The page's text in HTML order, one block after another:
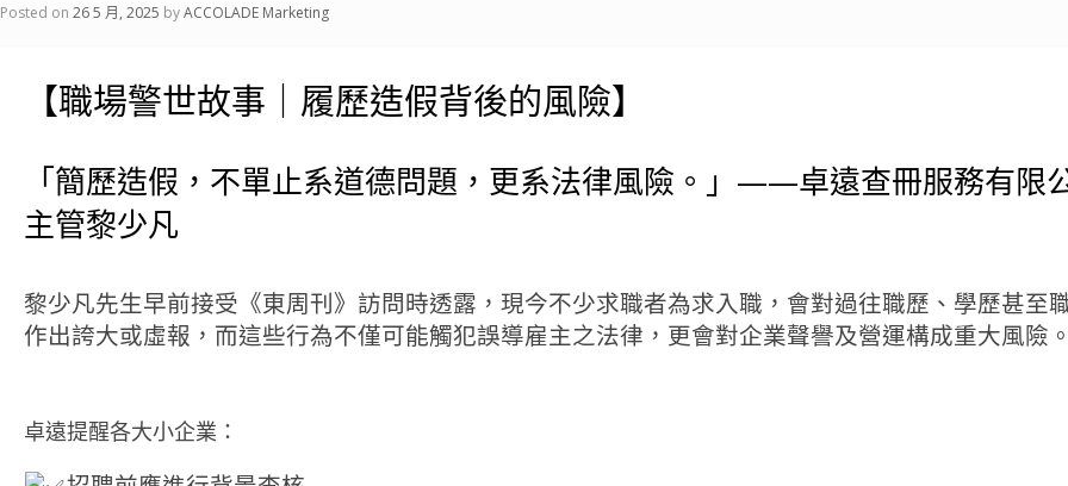
Posted on 26 5 月, 2025 byACCOLADE Marketing
【職場警世故事｜履歷造假背後的風險】
「簡歷造假，不單止系道德問題，更系法律風險。」——卓遠查冊服務有限
主管黎少凡
黎少凡先生早前接受《東周刊》訪問時透露，現今不少求職者為求入職，會對過往職歷、學歷甚至
作出誇大或虛報，而這些行為不僅可能觸犯誤導雇主之法律，更會對企業聲譽及營運構成重大風險
卓遠提醒各大小企業：